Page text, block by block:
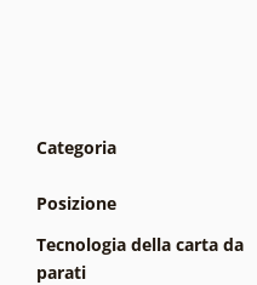
Categoria
Posizione
Tecnologia della carta da
parati